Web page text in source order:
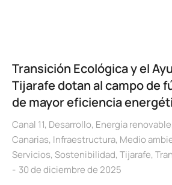
Transición Ecológica y el
Tijarafe dotan al campo de
de mayor eficiencia
Canal 11, Desarrollo, Energía renovable
Canarias, Infraestructura, Medio
Servicios, Sostenibilidad, Tijarafe,
30 de diciembre de 2025